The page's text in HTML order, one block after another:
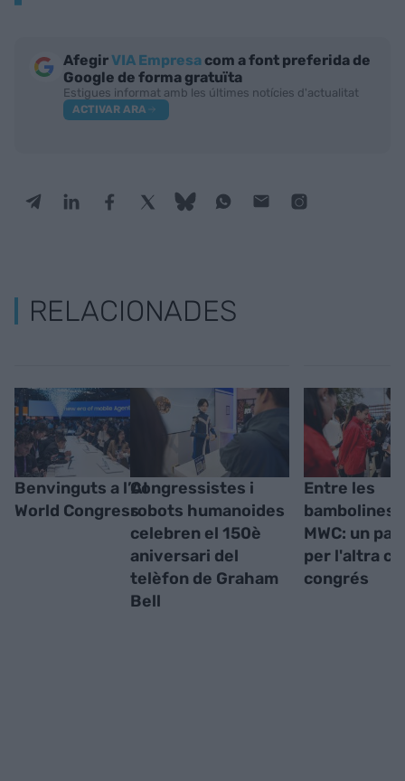
AfegirVIA Empresa com a font preferida de
Google de forma gratuïta
Estigues informat amb les últimes notícies d'actualitat
ACTIVAR ARA
RELACIONADES
Benvinguts a l’AI
World Congress
Congressistes i
robots humanoides
celebren el 150è
aniversari del
telèfon de Graham
Bell
Entre les
bambolines
MWC: un
per l'altra
congrés